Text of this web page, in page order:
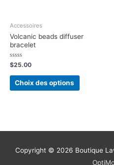
Accessoires
Volcanic beads diffuser
bracelet
Note
0
sur
$25.00
Choix des options
Copyright © 2026 Boutique